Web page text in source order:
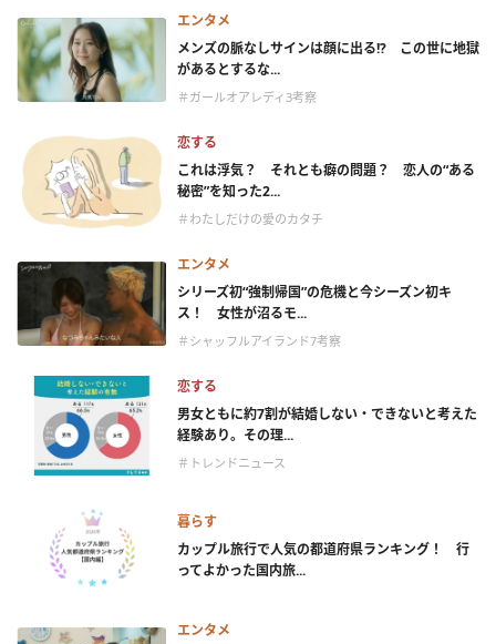
エンタメ
メンズの脈なしサインは顔に出る!? この世に地獄
があるとするな...
＃ガールオアレディ3考察
恋する
これは浮気？ それとも癖の問題？ 恋人の“ある
秘密”を知った2...
＃わたしだけの愛のカタチ
エンタメ
シリーズ初“強制帰国”の危機と今シーズン初キ
ス！ 女性が沼るモ...
＃シャッフルアイランド7考察
恋する
男女ともに約7割が結婚しない・できないと考えた
経験あり。その理...
＃トレンドニュース
暮らす
カップル旅行で人気の都道府県ランキング！ 行
ってよかった国内旅...
エンタメ